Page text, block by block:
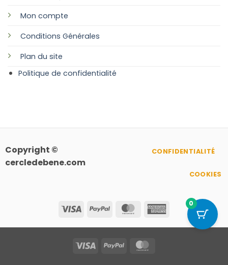
Mon compte
Conditions Générales
Plan du site
Politique de confidentialité
Copyright ©
cercledebene.com
Visa PayPal MasterCardAmerican
Express
CONFIDENTIALITÉ
COOKIES
Visa PayPal
0